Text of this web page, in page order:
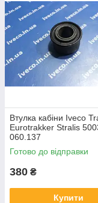
Втулка кабіни Iveco
Eurotrakker Stralis
060.137
Готово до відправки
380 ₴
Купити